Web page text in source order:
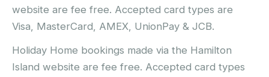
website are fee free. Accepted card types are
Visa, MasterCard, AMEX, UnionPay & JCB.
Holiday Home bookings made via the Hamilton
Island website are fee free. Accepted card types